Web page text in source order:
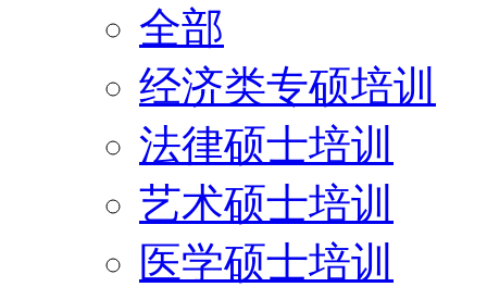
全部
经济类专硕培训
法律硕士培训
艺术硕士培训
医学硕士培训